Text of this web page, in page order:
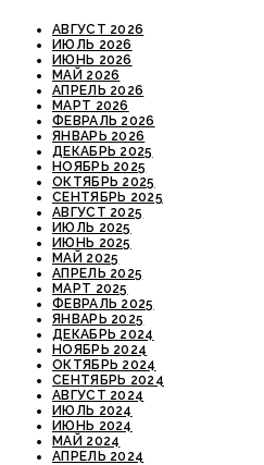
АВГУСТ 2026
ИЮЛЬ 2026
ИЮНЬ 2026
МАЙ 2026
АПРЕЛЬ 2026
МАРТ 2026
ФЕВРАЛЬ 2026
ЯНВАРЬ 2026
ДЕКАБРЬ 2025
НОЯБРЬ 2025
ОКТЯБРЬ 2025
СЕНТЯБРЬ 2025
АВГУСТ 2025
ИЮЛЬ 2025
ИЮНЬ 2025
МАЙ 2025
АПРЕЛЬ 2025
МАРТ 2025
ФЕВРАЛЬ 2025
ЯНВАРЬ 2025
ДЕКАБРЬ 2024
НОЯБРЬ 2024
ОКТЯБРЬ 2024
СЕНТЯБРЬ 2024
АВГУСТ 2024
ИЮЛЬ 2024
ИЮНЬ 2024
МАЙ 2024
АПРЕЛЬ 2024